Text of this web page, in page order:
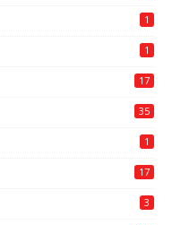
1
1
17
35
1
17
3